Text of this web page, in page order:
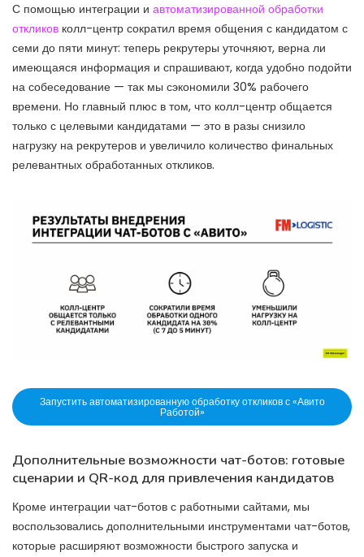
С помощью интеграции и автоматизированной обработки
откликов колл-центр сократил время общения с кандидатом с
семи до пяти минут: теперь рекрутеры уточняют, верна ли
имеющаяся информация и спрашивают, когда удобно подойти
на собеседование — так мы сэкономили 30% рабочего
времени. Но главный плюс в том, что колл-центр общается
только с целевыми кандидатами — это в разы снизило
нагрузку на рекрутеров и увеличило количество финальных
релевантных обработанных откликов.
Запустить автоматизированную обработку откликов с «Авито
Работой»
Дополнительные возможности чат-ботов: готовые
сценарии и QR-код для привлечения кандидатов
Кроме интеграции чат-ботов с работными сайтами, мы
воспользовались дополнительными инструментами чат-ботов,
которые расширяют возможности быстрого запуска и